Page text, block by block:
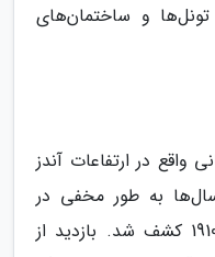
تونل‌ها و ساختمان‌های
واقع در ارتفاعات آندز
به طور مخفی در
کوهستان‌ها پنهان بود، در دهه 1910 کشف شد. بازدید از